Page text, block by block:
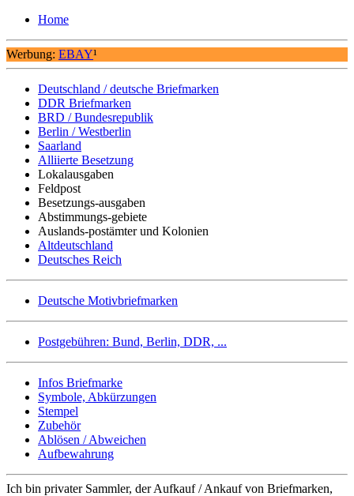
Home
Werbung: EBAY¹
Deutschland / deutsche Briefmarken
DDR Briefmarken
BRD / Bundesrepublik
Berlin / Westberlin
Saarland
Alliierte Besetzung
Lokalausgaben
Feldpost
Besetzungs-ausgaben
Abstimmungs-gebiete
Auslands-postämter und Kolonien
Altdeutschland
Deutsches Reich
Deutsche Motivbriefmarken
Postgebühren: Bund, Berlin, DDR, ...
Infos Briefmarke
Symbole, Abkürzungen
Stempel
Zubehör
Ablösen / Abweichen
Aufbewahrung
Ich bin privater Sammler, der Aufkauf / Ankauf von Briefmarken,